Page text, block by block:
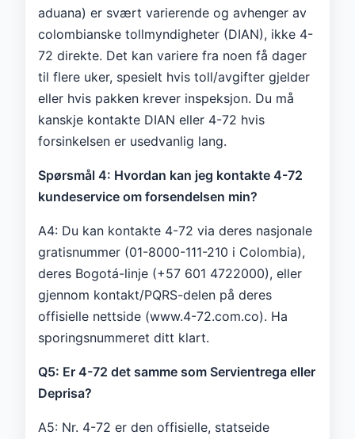
aduana) er svært varierende og avhenger av
colombianske tollmyndigheter (DIAN), ikke 4-
72 direkte. Det kan variere fra noen få dager
til flere uker, spesielt hvis toll/avgifter gjelder
eller hvis pakken krever inspeksjon. Du må
kanskje kontakte DIAN eller 4-72 hvis
forsinkelsen er usedvanlig lang.
Spørsmål 4: Hvordan kan jeg kontakte 4-72
kundeservice om forsendelsen min?
A4: Du kan kontakte 4-72 via deres nasjonale
gratisnummer (01-8000-111-210 i Colombia),
deres Bogotá-linje (+57 601 4722000), eller
gjennom kontakt/PQRS-delen på deres
offisielle nettside (www.4-72.com.co). Ha
sporingsnummeret ditt klart.
Q5: Er 4-72 det samme som Servientrega eller
Deprisa?
A5: Nr. 4-72 er den offisielle, statseide